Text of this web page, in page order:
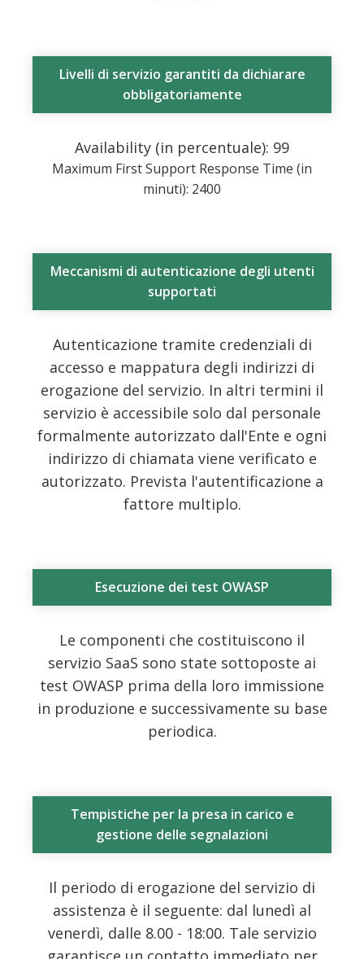
Livelli di servizio garantiti da dichiarare
obbligatoriamente
Availability (in percentuale): 99
Maximum First Support Response Time (in
minuti): 2400
Meccanismi di autenticazione degli utenti
supportati
Autenticazione tramite credenziali di
accesso e mappatura degli indirizzi di
erogazione del servizio. In altri termini il
servizio è accessibile solo dal personale
formalmente autorizzato dall'Ente e ogni
indirizzo di chiamata viene verificato e
autorizzato. Prevista l'autentificazione a
fattore multiplo.
Esecuzione dei test OWASP
Le componenti che costituiscono il
servizio SaaS sono state sottoposte ai
test OWASP prima della loro immissione
in produzione e successivamente su base
periodica.
Tempistiche per la presa in carico e
gestione delle segnalazioni
Il periodo di erogazione del servizio di
assistenza è il seguente: dal lunedì al
venerdì, dalle 8.00 - 18:00. Tale servizio